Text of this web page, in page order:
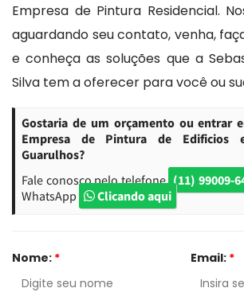
Empresa de Pintura Residencial.
aguardando seu contato, venha,
e conheça as soluções que a
Silva tem a oferecer para você ou
Gostaria de um orçamento ou entrar
Empresa de Pintura de Edificios
Guarulhos?
Fale conosco pelo telefone (11) 99009-
WhatsApp
Clicando aqui
Nome: * Email: *